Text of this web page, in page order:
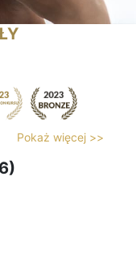
Pokaż więcej >>